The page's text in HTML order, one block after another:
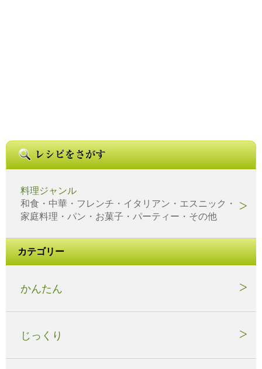
料理ジャンル
和食・中華・フレンチ・イタリアン・エスニック・
家庭料理・パン・お菓子・パーティー・その他
カテゴリー
かんたん
じっくり